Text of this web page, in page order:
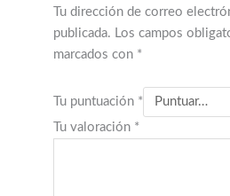
Tu dirección de correo
publicada. Los campos
marcados con *
Tu puntuación *
Tu valoración *